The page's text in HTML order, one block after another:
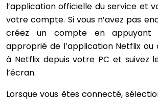
l’application officielle du service et
votre compte. Si vous n’avez pas
créez un compte en
approprié de l’application Netflix
à Netflix depuis votre PC et suivez
l’écran.
Lorsque vous êtes connecté,